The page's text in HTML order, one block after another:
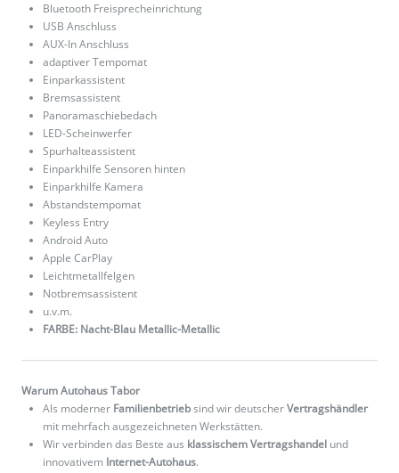
Bluetooth Freisprecheinrichtung
USB Anschluss
AUX-In Anschluss
adaptiver Tempomat
Einparkassistent
Bremsassistent
Panoramaschiebedach
LED-Scheinwerfer
Spurhalteassistent
Einparkhilfe Sensoren hinten
Einparkhilfe Kamera
Abstandstempomat
Keyless Entry
Android Auto
Apple CarPlay
Leichtmetallfelgen
Notbremsassistent
u.v.m.
FARBE: Nacht-Blau Metallic-Metallic
Warum Autohaus Tabor
Als moderner Familienbetriebsind wir deutscherVertragshändler
mit mehrfach ausgezeichneten Werkstätten.
Wir verbinden das Beste aus klassischem Vertragshandel und
innovativem Internet-Autohaus.